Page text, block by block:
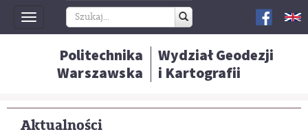
Toggle
navigation
Politechnika
Warszawska
Wydział Geodezji
i Kartografii
Aktualności